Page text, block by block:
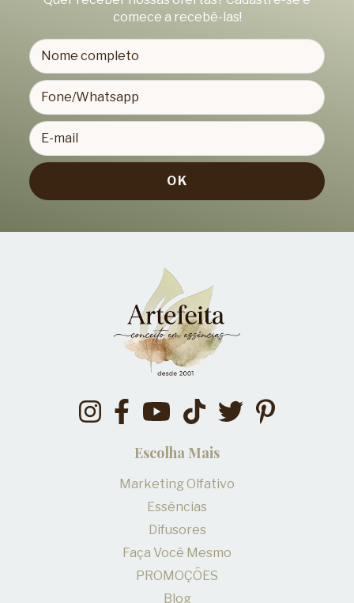
comece a recebê-las!
Escolha Mais
Marketing Olfativo
Essências
Difusores
Faça Você Mesmo
PROMOÇÕES
Blog